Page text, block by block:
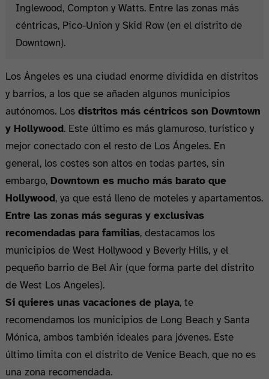
Inglewood, Compton y Watts. Entre las zonas más
céntricas, Pico-Union y Skid Row (en el distrito de
Downtown).
Los Ángeles es una ciudad enorme dividida en distritos
y barrios, a los que se añaden algunos municipios
autónomos. Los distritos más céntricos son Downtown
y Hollywood. Este último es más glamuroso, turístico y
mejor conectado con el resto de Los Ángeles. En
general, los costes son altos en todas partes, sin
embargo, Downtown es mucho más barato que
Hollywood, ya que está lleno de moteles y apartamentos.
Entre las zonas más seguras y exclusivas
recomendadas para familias, destacamos los
municipios de West Hollywood y Beverly Hills, y el
pequeño barrio de Bel Air (que forma parte del distrito
de West Los Angeles).
Si quieres unas vacaciones de playa, te
recomendamos los municipios de Long Beach y Santa
Mónica, ambos también ideales para jóvenes. Este
último limita con el distrito de Venice Beach, que no es
una zona recomendada.